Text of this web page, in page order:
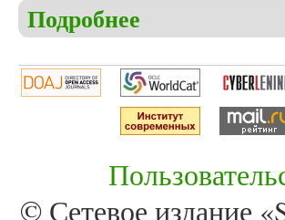
Подробнее
© Сетевое издание